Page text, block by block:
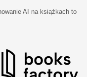
AI na książkach to